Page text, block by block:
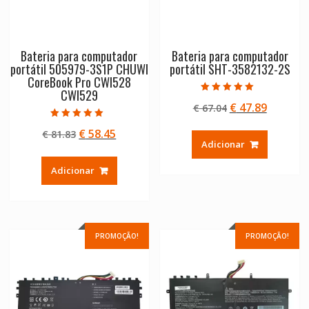
Bateria para computador
portátil 505979-3S1P CHUWI
CoreBook Pro CWI528
CWI529
5.00
de 5
€81.83 O
original
era:
€58.45
Adicionar
Bateria para computador
portátil SHT-3582132-2S
5.00
de 5
€67.04 O
original
era:
€47.89O
Adicionar
PROMOÇÃO! PROMOÇÃO!